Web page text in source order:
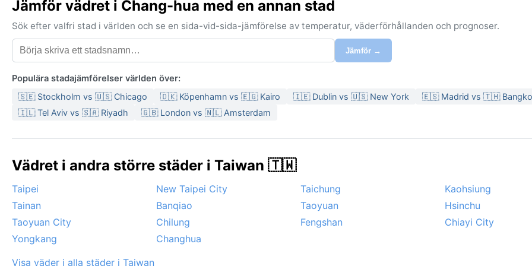
Jämför vädret i Chang-hua med en annan stad
Sök efter valfri stad i världen och se en sida-vid-sida-jämförelse av temperatur, väderförhållanden och prognoser.
Jämför →
Populära stadajämförelser världen över:
🇸🇪 Stockholm vs 🇺🇸 Chicago 🇩🇰 Köpenhamn vs 🇪🇬 Kairo 🇮🇪 Dublin vs 🇺🇸 New York
🇪🇸 Madrid vs 🇹🇭
🇮🇱 Tel Aviv vs 🇸🇦 Riyadh
🇬🇧 London vs 🇳🇱 Amsterdam
Vädret i andra större städer i Taiwan 🇹🇼
Taipei New Taipei City Taichung
Kaohsiung
Tainan
Banqiao Taoyuan
Hsinchu
Taoyuan City
Chilung Fengshan
Chiayi City
Yongkang
Changhua
Visa väder i alla städer i Taiwan